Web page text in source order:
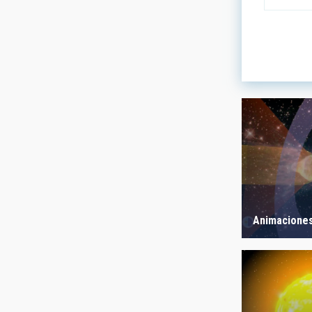
- Any -
FECHA